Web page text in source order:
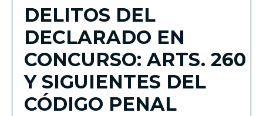
DELITOS DEL
DECLARADO EN
CONCURSO: ARTS. 260
Y SIGUIENTES DEL
CÓDIGO PENAL